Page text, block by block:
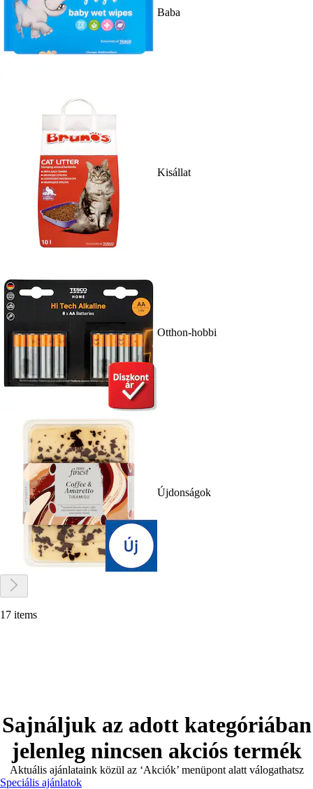
Baba
Kisállat
Otthon-hobbi
Újdonságok
17 items
Sajnáljuk az adott kategóriában
jelenleg nincsen akciós termék
Aktuális ajánlataink közül az ‘Akciók’ menüpont alatt válogathatsz
Speciális ajánlatok